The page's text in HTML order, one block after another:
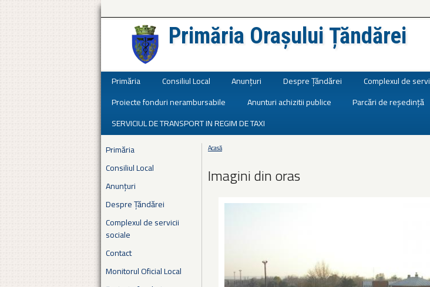
Primăria Orașului Țăndărei
Primăria Consiliul Local Anunțuri Despre Țăndărei Complexul de
Proiecte fonduri nerambursabile
Anunturi achizitii publice Parcări de reședință
SERVICIUL DE TRANSPORT IN REGIM DE TAXI
Primăria
Consiliul Local
Anunțuri
Despre Țăndărei
Complexul de servicii
sociale
Contact
Monitorul Oficial Local
Eşti aici
Acasă
Imagini din oras